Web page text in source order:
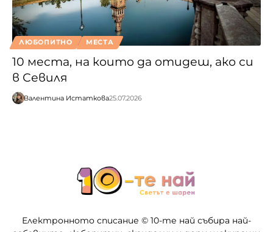
ЛЮБОПИТНО МЕСТА
10 места, на които да отидеш, ако си
в Севиля
Валентина Истаткова25.07.2026
Електронното списание © 10-те най събира най-